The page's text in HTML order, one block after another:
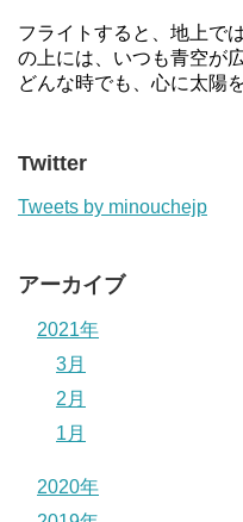
フライトすると、地上で
の上には、いつも青空が
どんな時でも、心に太陽
Twitter
Tweets by minouchejp
アーカイブ
2021年
3月
2月
1月
2020年